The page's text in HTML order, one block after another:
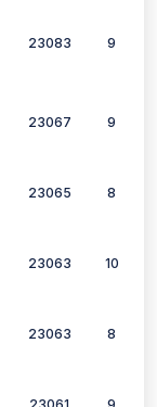
23083 9
23067 9
23065 8
23063 10
23063 8